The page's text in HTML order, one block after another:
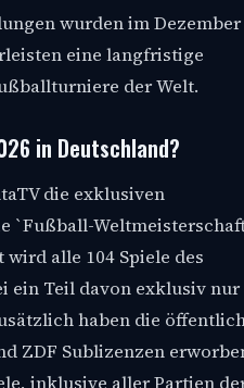
wurden im Dezember
eine langfristige
der Welt.
in Deutschland?
die exklusiven
`Fußball-
alle 104 Spiele des
ein Teil davon exklusiv nur
haben die
ZDF Sublizenzen